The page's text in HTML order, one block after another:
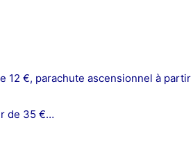
12 €, parachute ascensionnel à partir
de 35 €…